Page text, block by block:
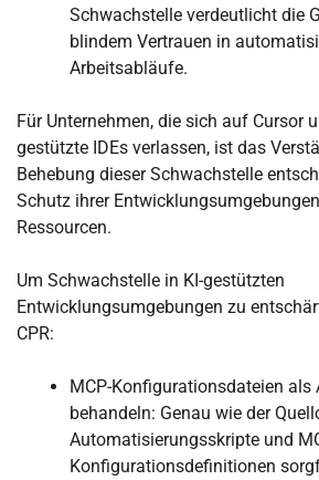
Schwachstelle verdeutlicht die
blindem Vertrauen in
Arbeitsabläufe.
Für Unternehmen, die sich auf Cursor
gestützte IDEs verlassen, ist das
Behebung dieser Schwachstelle
Schutz ihrer
Ressourcen.
Um Schwachstelle in KI-gestützten
Entwicklungsumgebungen zu
CPR:
MCP-Konfigurationsdateien
behandeln: Genau wie der
Automatisierungsskripte und
Konfigurationsdefinitionen